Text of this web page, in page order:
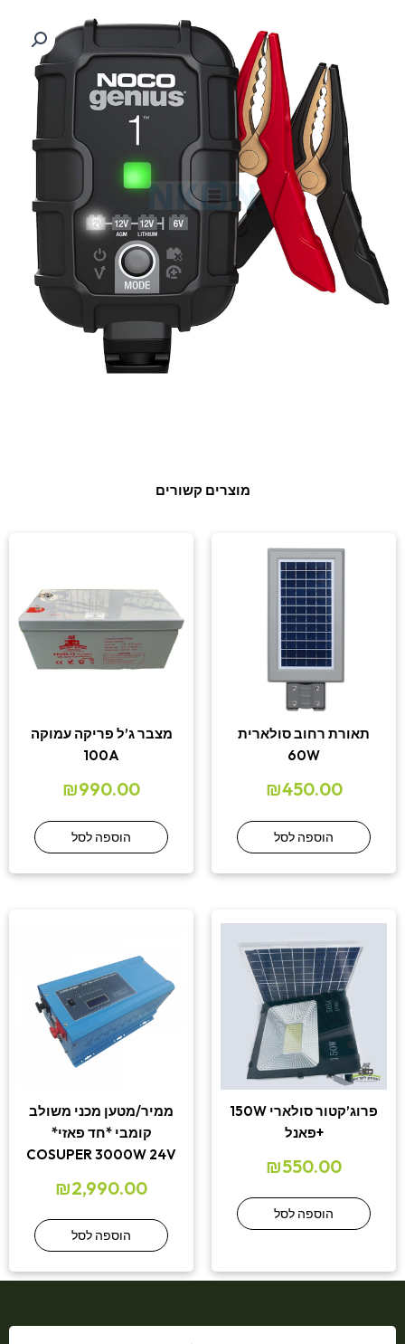
מוצרים קשורים
תאורת רחוב סולארית
60W
₪450.00
הוספה לסל
מצבר ג’ל פריקה עמוקה
100A
₪990.00
הוספה לסל
פרוג’קטור סולארי 150W
+פאנל
₪550.00
הוספה לסל
ממיר/מטען מכני משולב
קומבי *חד פאזי*
COSUPER 3000W 24V
₪2,990.00
הוספה לסל